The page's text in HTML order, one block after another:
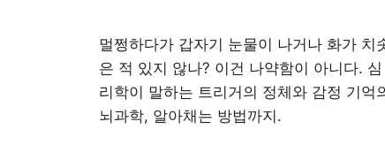
멀쩡하다가 갑자기 눈물이 나거나 화가 치
은 적 있지 않나? 이건 나약함이 아니다. 심
리학이 말하는 트리거의 정체와 감정 기억
뇌과학, 알아채는 방법까지.